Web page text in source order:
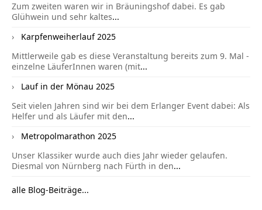
Zum zweiten waren wir in Bräuningshof dabei. Es gab
Glühwein und sehr kaltes...
Karpfenweiherlauf 2025
Mittlerweile gab es diese Veranstaltung bereits zum 9. Mal -
einzelne LäuferInnen waren (mit...
Lauf in der Mönau 2025
Seit vielen Jahren sind wir bei dem Erlanger Event dabei: Als
Helfer und als Läufer mit den...
Metropolmarathon 2025
Unser Klassiker wurde auch dies Jahr wieder gelaufen.
Diesmal von Nürnberg nach Fürth in den...
alle Blog-Beiträge...